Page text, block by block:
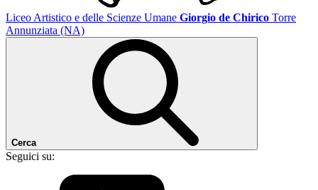
Liceo Artistico e delle Scienze Umane Giorgio de Chirico Torre
Annunziata (NA)
Cerca
Seguici su: